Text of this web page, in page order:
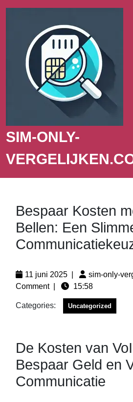
SIM-ONLY-
Bespaar Kosten
Bellen: Een
11 juni 2025 sim-only-
Comment
15:58
Categories: Uncategorized
De Kosten van
Bespaar Geld en
Communicatie